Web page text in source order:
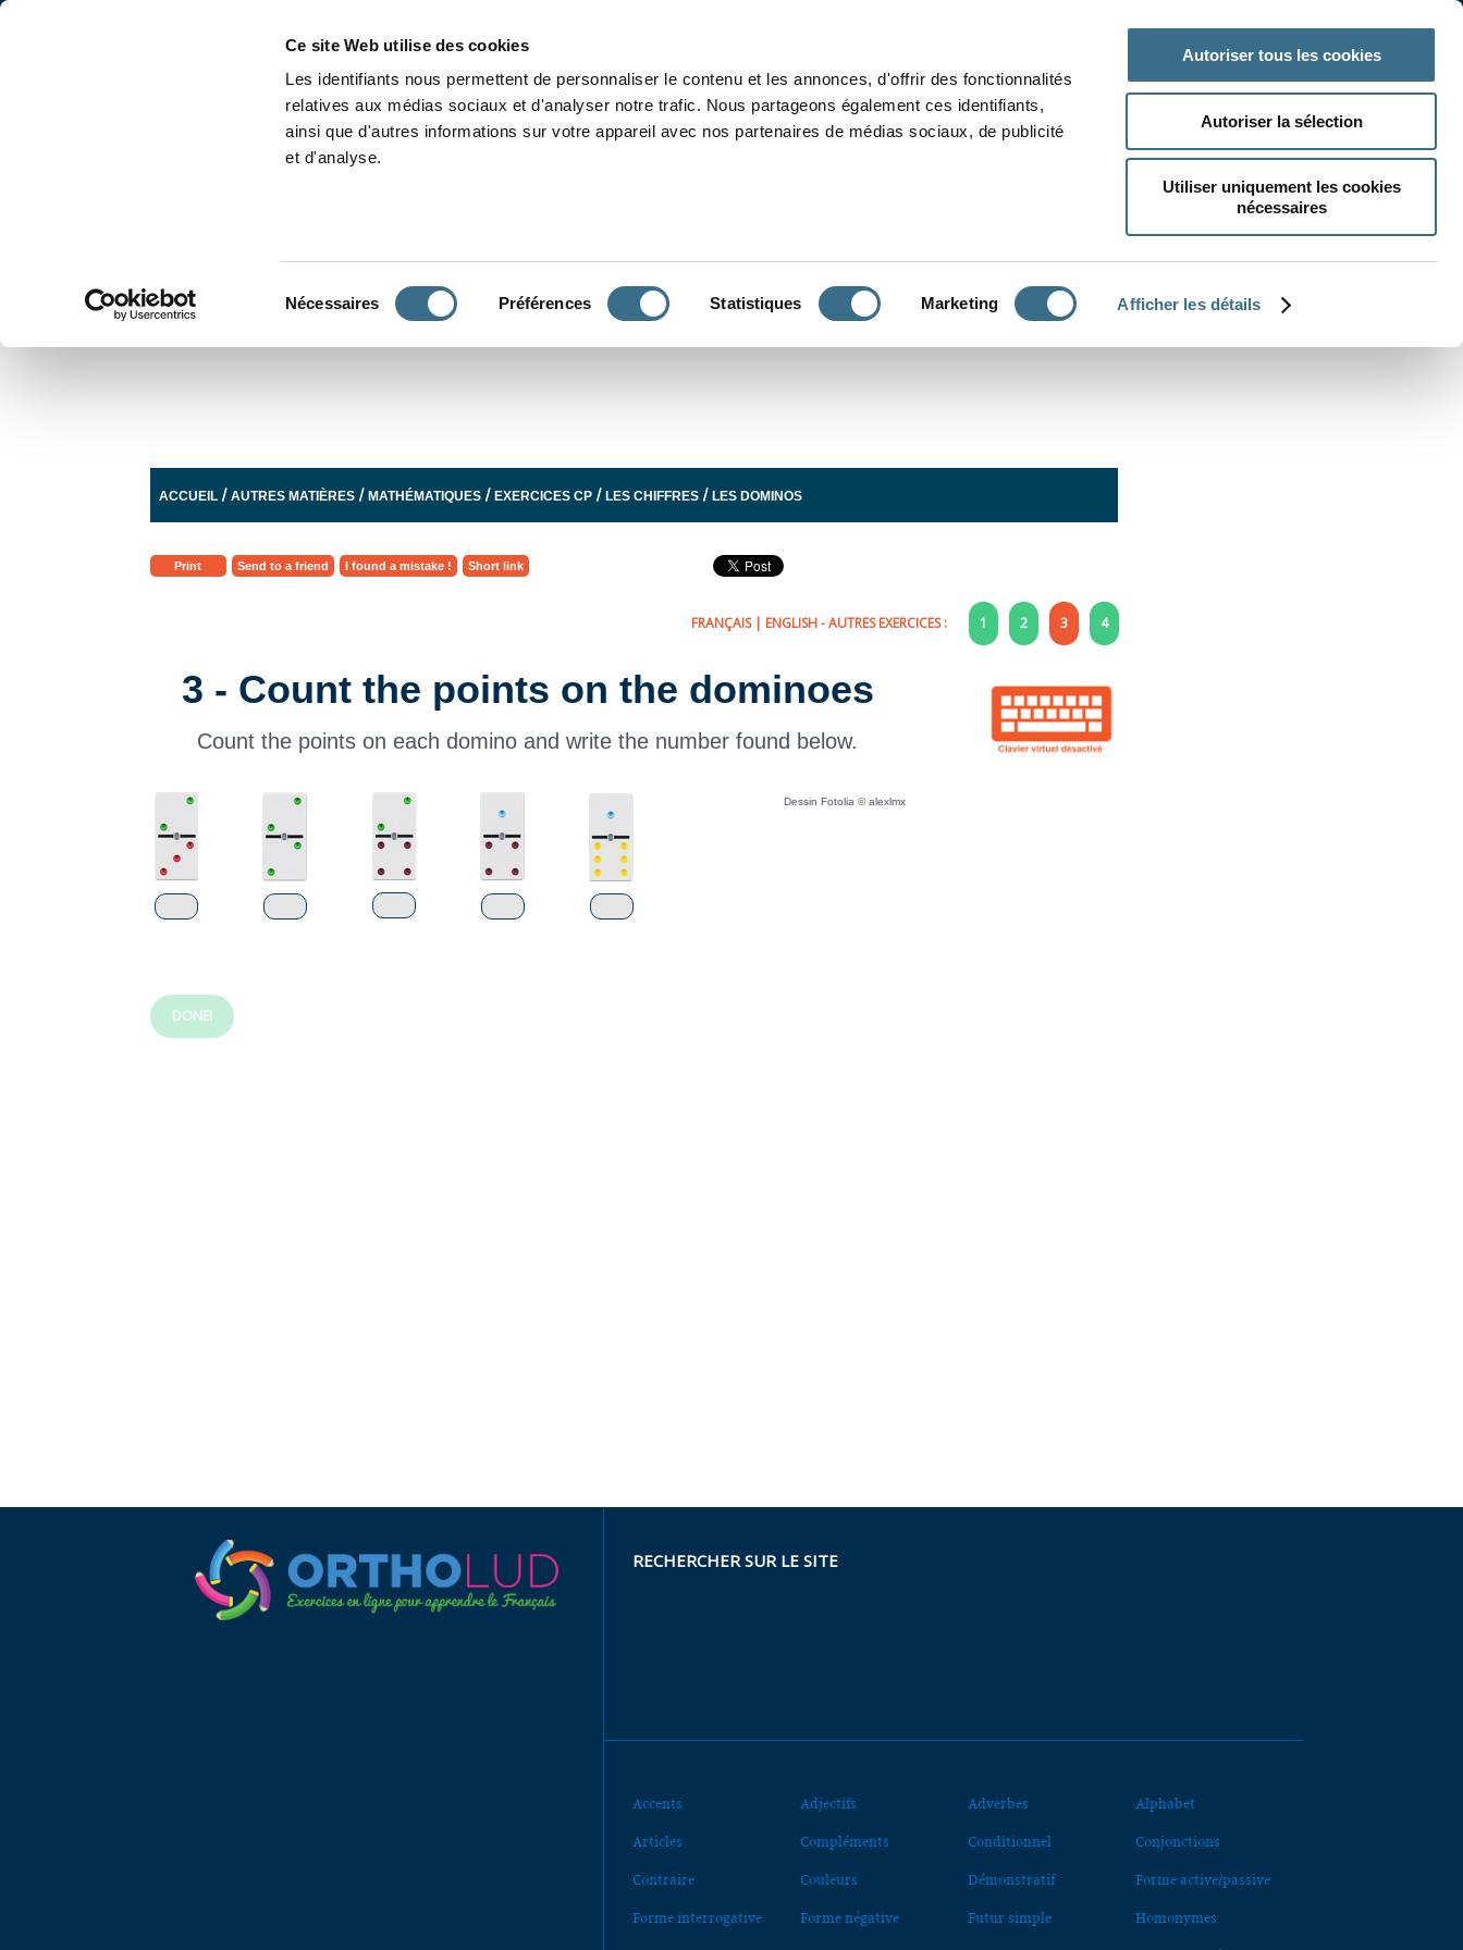
Ce site Web utilise des cookies
Les identifiants nous permettent de personnaliser le contenu et les annonces, d'offrir des fonctionnalités
relatives aux médias sociaux et d'analyser notre trafic. Nous partageons également ces identifiants,
ainsi que d'autres informations sur votre appareil avec nos partenaires de médias sociaux, de publicité
et d'analyse.
Nécessaires Préférences Statistiques Marketing Afficher les détails
Autoriser tous les cookies
Autoriser la sélection
Utiliser uniquement les cookies
nécessaires
ACCUEIL /AUTRES MATIÈRES /MATHÉMATIQUES /EXERCICES CP /LES CHIFFRES /LES DOMINOS
Print Send to a friend I found a mistake ! Short link
FRANÇAIS| ENGLISH- AUTRES EXERCICES : 1 2 3 4
3 - Count the points on the dominoes
Count the points on each domino and write the number found below.
Dessin Fotolia © alexlmx
DONE!
RECHERCHER SUR LE SITE
Accents Adjectifs Adverbes Alphabet
Articles Compléments Conditionnel Conjonctions
Contraire Couleurs Démonstratif Forme active/passive
Forme interrogative Forme négative Futur simple Homonymes